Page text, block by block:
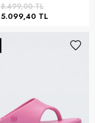
5.099,40 TL
8.499,00 TL